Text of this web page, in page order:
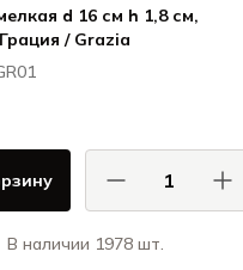
d 16 см h 1,8 см,
/ Grazia
В наличии 1978 шт.